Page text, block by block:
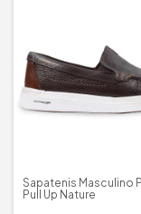
Sapatenis Masculino
Pull Up Nature